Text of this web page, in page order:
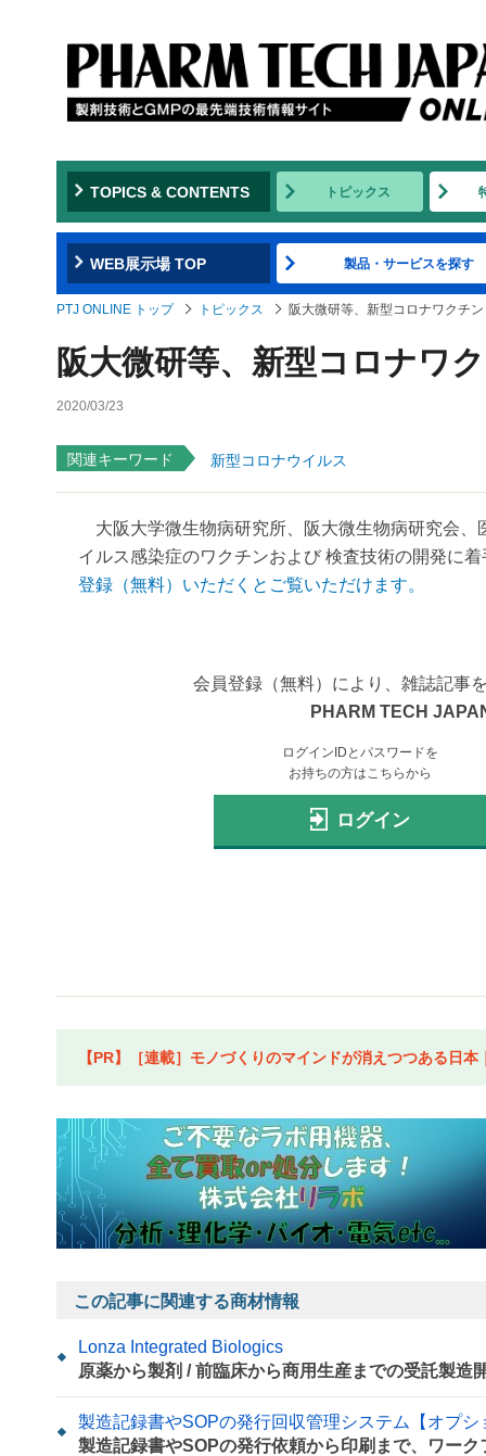
TOPICS & CONTENTS トピックス
WEB展示場 TOP 製品・サービスを探す
PTJ ONLINE トップ トピックス 阪大微研等、新型コロナワクチ
阪大微研等、新型コロナワ
2020/03/23
関連キーワード 新型コロナウイルス
大阪大学微生物病研究所、阪大微生物病研究会、
イルス感染症のワクチンおよび 検査技術の開発に
登録（無料）いただくとご覧いただけます。
会員登録（無料）により、雑誌記事
PHARM TECH
ログインIDとパスワードを
お持ちの方はこちらから
ログイン
【PR】［連載］モノづくりのマインドが消えつつある日
この記事に関連する商材情報
Lonza Integrated Biologics
原薬から製剤 / 前臨床から商用生産までの受託製造
製造記録書やSOPの発行回収管理システム【オプシ
製造記録書やSOPの発行依頼から印刷まで、ワー